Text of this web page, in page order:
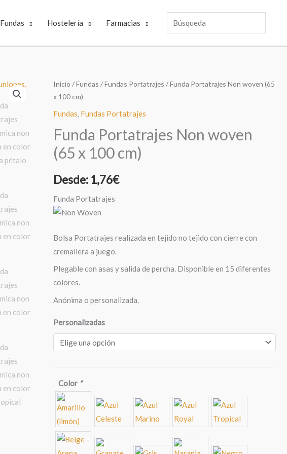
Fundas Hostelería Farmacias
Inicio /Fundas /Fundas Portatrajes / Funda Portatrajes Non woven (65
x 100 cm)
Fundas, Fundas Portatrajes
Funda Portatrajes Non woven
(65 x 100 cm)
Desde: 1,76€
Funda Portatrajes
Bolsa Portatrajes realizada en tejido no tejido con cierre con
cremallera a juego.
Plegable con asas y salida de percha. Disponible en 15 diferentes
colores.
Anónima o personalizada.
Personalizadas
Color *